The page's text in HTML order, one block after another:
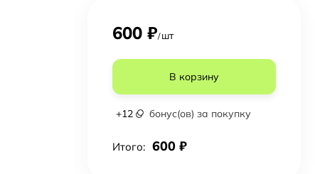
600 ₽/ шт
В корзину
+12 бонус(ов) за покупку
Итого: 600 ₽